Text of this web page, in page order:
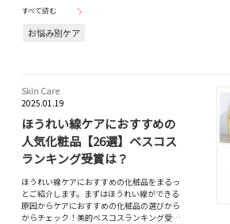
すべて読む
お悩み別ケア
Skin Care
2025.01.19
ほうれい線ケアにおすすめの
人気化粧品【26選】ベスコス
ランキング受賞は？
ほうれい線ケアにおすすめの化粧品をまるっ
とご紹介します。まずはほうれい線ができる
原因からケアにおすすめの化粧品の選びから
からチェック！美的ベスコスランキング受…